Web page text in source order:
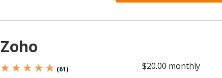
Zoho
★ ★ ★ ★ ★ (61) $20.00 monthly